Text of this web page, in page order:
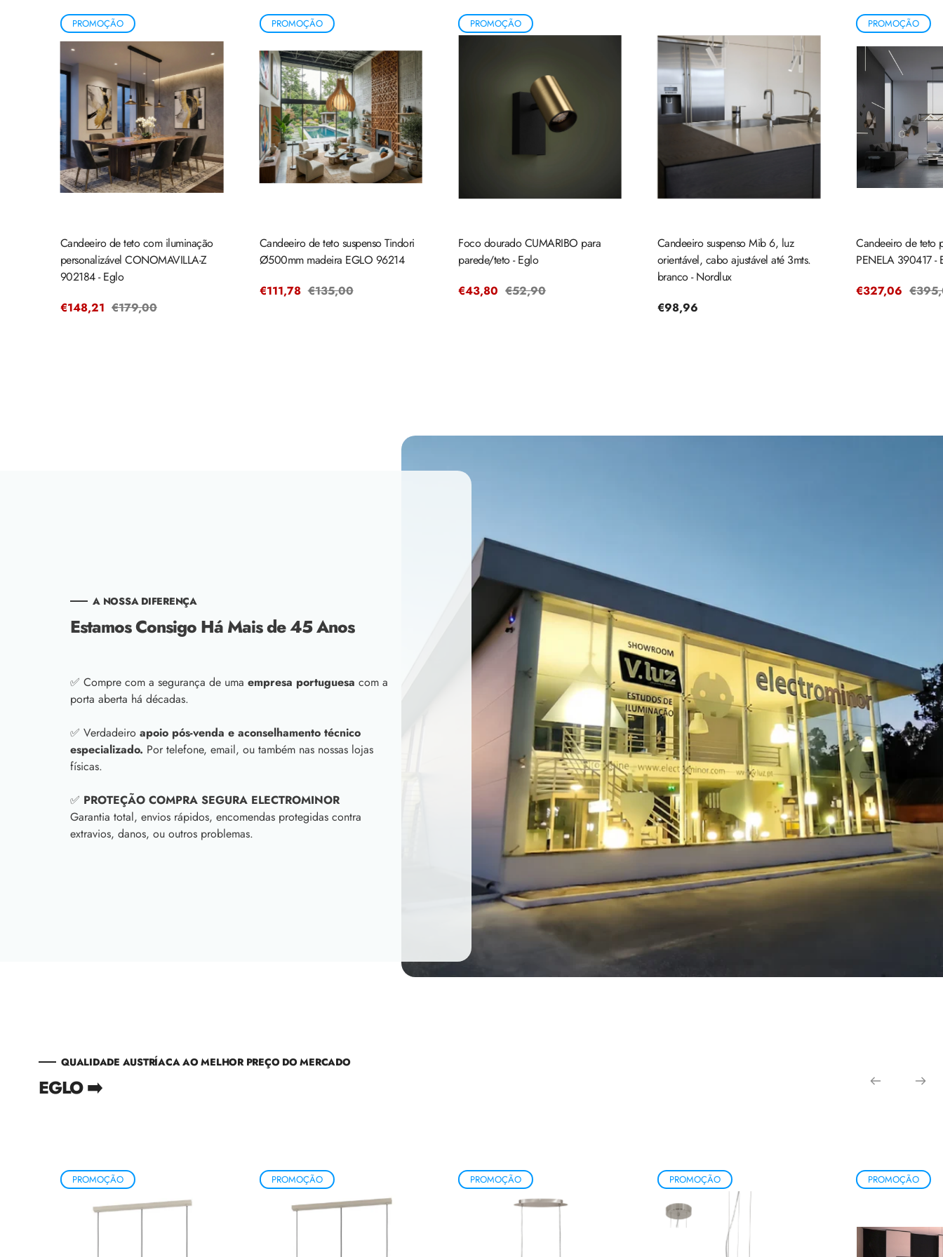
PROMOÇÃO
Candeeiro de teto com iluminação
personalizável CONOMAVILLA-Z
902184 - Eglo
Preço
€148,21 Preço
€179,00
PROMOÇÃO
Candeeiro de teto suspenso Tindori
Ø500mm madeira EGLO 96214
Preço
€111,78 Preço
€135,00
PROMOÇÃO
Foco dourado CUMARIBO para
parede/teto - Eglo
Preço
€43,80 Preço
€52,90
Candeeiro suspenso Mib 6, luz
orientável, cabo ajustável até 3mts.
branco - Nordlux
Preço
€98,96
PROMOÇÃO
Candeeiro de teto
PENELA 390417 -
Preço
€327,06 Preço
A NOSSA DIFERENÇA
Estamos Consigo Há Mais de 45 Anos
✅ Compre com a segurança de uma empresa portuguesa com a
porta aberta há décadas.
✅ Verdadeiro apoio pós-venda e aconselhamento técnico
especializado. Por telefone, email, ou também nas nossas lojas
físicas.
✅ PROTEÇÃO COMPRA SEGURA ELECTROMINOR
Garantia total, envios rápidos, encomendas protegidas contra
extravios, danos, ou outros problemas.
QUALIDADE AUSTRÍACA AO MELHOR PREÇO DO MERCADO
EGLO ➡️
PROMOÇÃO PROMOÇÃO PROMOÇÃO PROMOÇÃO PROMOÇÃO